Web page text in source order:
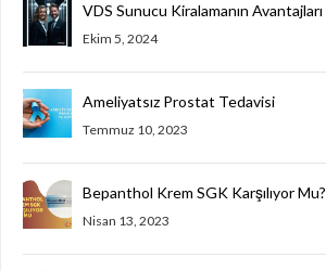
VDS Sunucu Kiralamanın Avantajları
Ekim 5, 2024
Ameliyatsız Prostat Tedavisi
Temmuz 10, 2023
Bepanthol Krem SGK Karşılıyor Mu?
Nisan 13, 2023